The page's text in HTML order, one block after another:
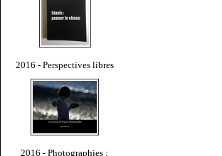
2016 - Perspectives libres
2016 - Photographies :